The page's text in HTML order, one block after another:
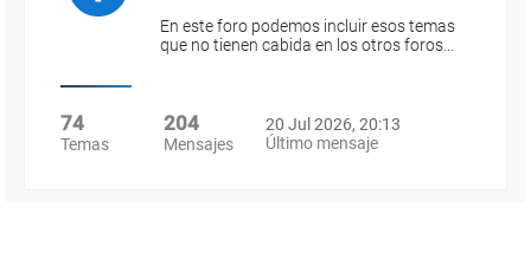
En este foro podemos incluir esos temas
que no tienen cabida en los otros foros…
74
Temas
204
Mensajes
20 Jul 2026, 20:13
Último mensaje